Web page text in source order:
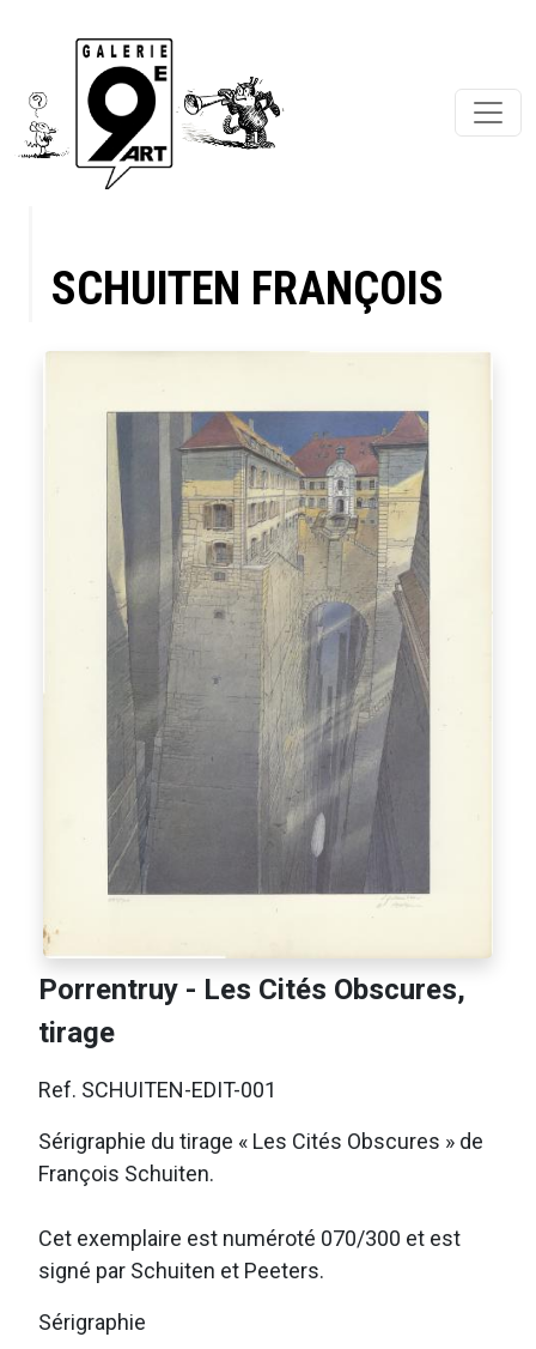
SCHUITEN FRANÇOIS
Porrentruy - Les Cités Obscures,
tirage
Ref. SCHUITEN-EDIT-001
Sérigraphie du tirage « Les Cités Obscures » de
François Schuiten.
Cet exemplaire est numéroté 070/300 et est
signé par Schuiten et Peeters.
Sérigraphie